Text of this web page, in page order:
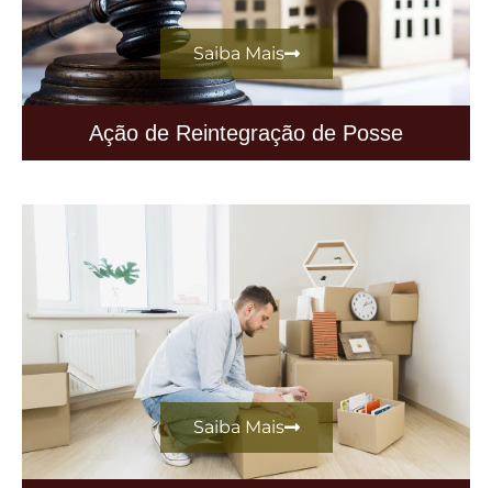
Ação de Reintegração de Posse
Saiba Mais
Saiba Mais